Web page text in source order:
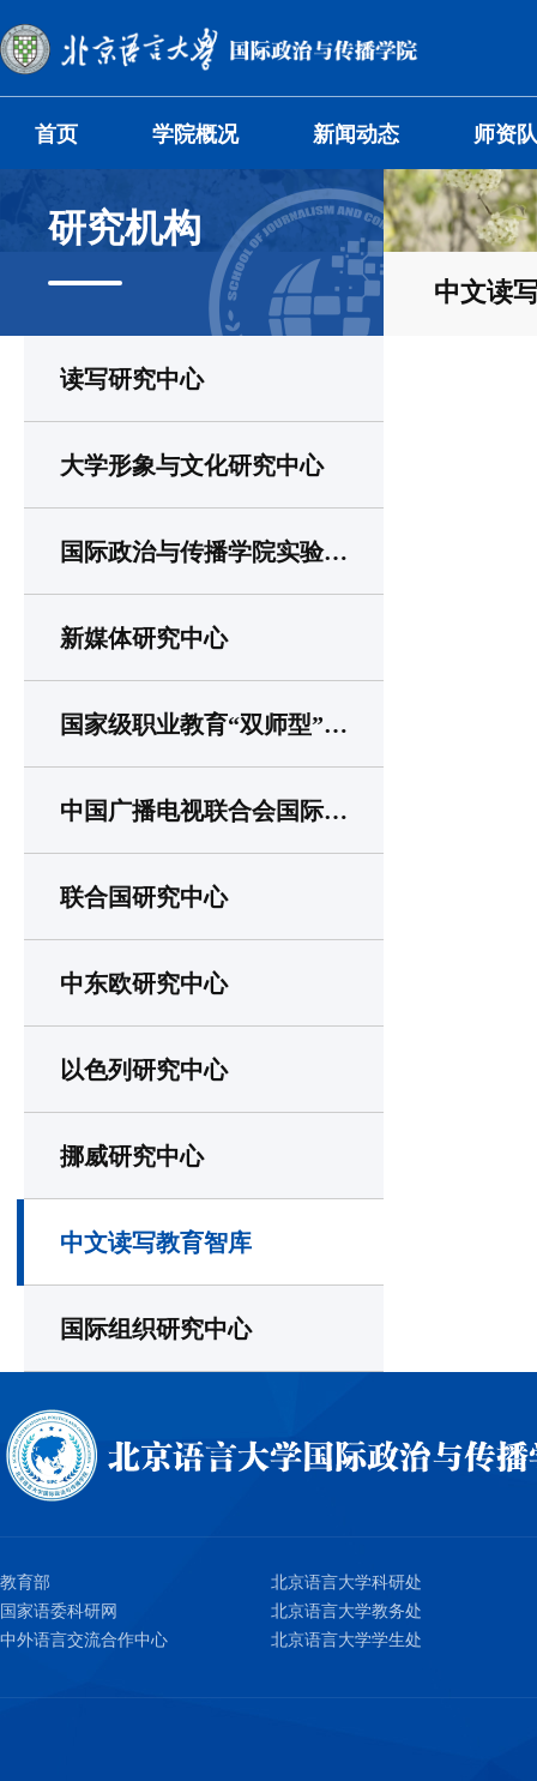
首页 学院概况 新闻动态 师资
研究机构
中文读
读写研究中心
大学形象与文化研究中心
国际政治与传播学院实验中心
新媒体研究中心
国家级职业教育“双师型”教师培训基地
中国广播电视联合会国际传播研究基地
联合国研究中心
中东欧研究中心
以色列研究中心
挪威研究中心
中文读写教育智库
国际组织研究中心
教育部
国家语委科研网
中外语言交流合作中心
北京语言大学科研处
北京语言大学教务处
北京语言大学学生处